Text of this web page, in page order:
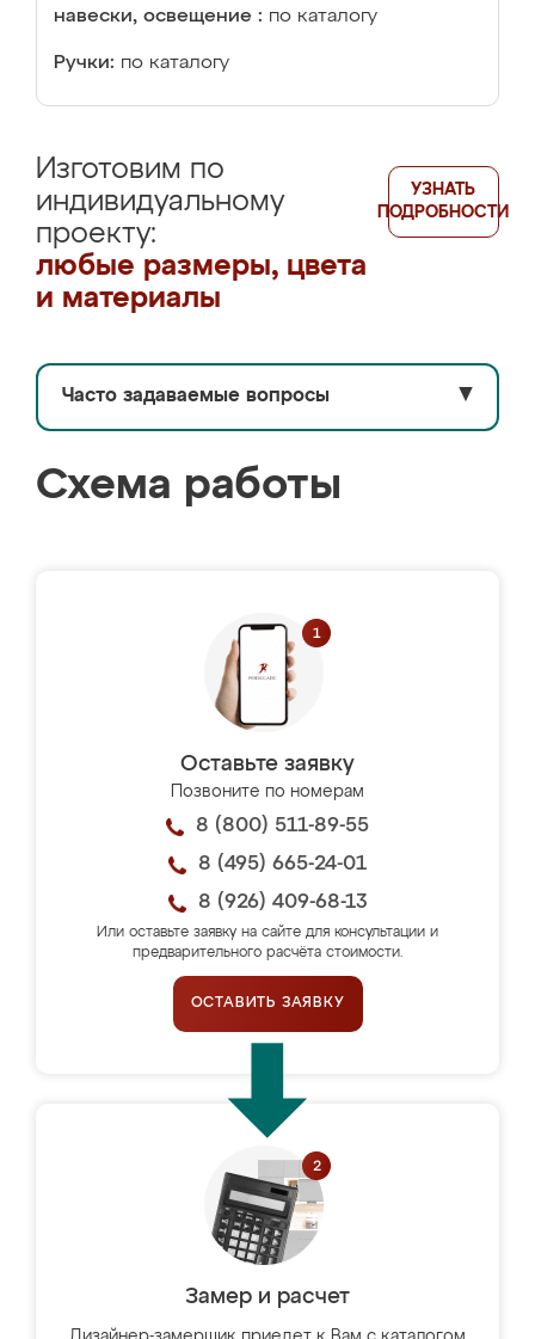
навески, освещение : по каталогу
Ручки: по каталогу
Изготовим по
индивидуальному
проекту:
любые размеры, цвета
и материалы
УЗНАТЬ
ПОДРОБНОСТИ
Часто задаваемые вопросы ▼
Схема работы
Оставьте заявку
Позвоните по номерам
8 (800) 511-89-55
8 (495) 665-24-01
8 (926) 409-68-13
Или оставьте заявку на сайте для консультации и
предварительного расчёта стоимости.
ОСТАВИТЬ ЗАЯВКУ
Замер и расчет